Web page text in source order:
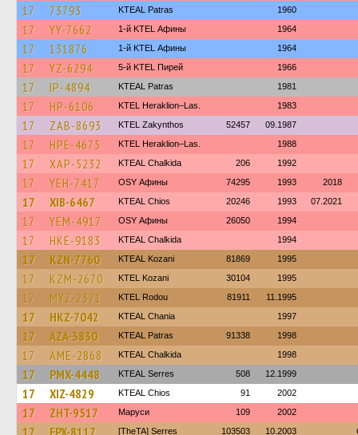
17 73793 KTEAL Patras 1960
17 YY-7662 1-й KTEL Афины 1964
17 131876 1-й KTEL Афины 1964
17 YZ-6294 5-й KTEL Пирей 1966
17 IP-4894 KTEAL Patras 1981
17 HP-6106 KTEL Heraklion–Las. 1983
17 ZAB-8693 KTEL Zakynthos 52457 09.1987
17 HPE-4675 KTEL Heraklion–Las. 1988
17 XAP-5232 KTEAL Chalkida 206 1992
17 YEH-7417 OSY Афины 74295 1993 2018
17 XIB-6467 KTEAL Chios 20246 1993 07.2021
17 YEM-4917 OSY Афины 26050 1994
17 HKE-9183 KTEAL Chalkida 1994
17 KZN-7760 KTEAL Kozani 81869 1995
17 KZM-2670 ΚΤΕL Kozani 30104 1995
17 MYZ-2371 ΚΤΕL Rodou 81911 11.1995
17 HKZ-7042 KTEAL Chania 1997
17 AZA-3830 KTEAL Patras 91338 1998
17 AME-2868 KTEAL Chalkida 1998
17 PMX-4448 KTEAL Serres 508 12.1999
17 XIZ-4829 KTEAL Chios 91 2002
17 ZHT-9517 Маруси 109 2002
17 EPX-8117 [TheTA] Serres 103503 10.2003